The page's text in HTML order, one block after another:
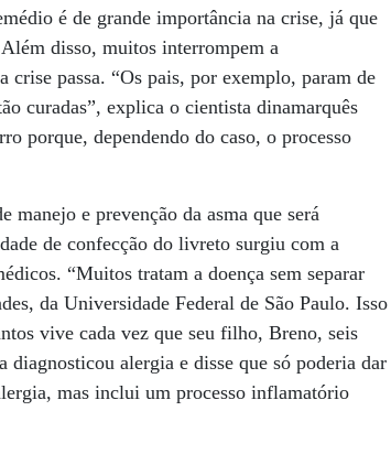
é de grande importância na crise, já que
disso, muitos interrompem a
crise passa. “Os pais, por exemplo, param de
curadas”, explica o cientista dinamarquês
porque, dependendo do caso, o processo
manejo e prevenção da asma que será
de confecção do livreto surgiu com a
“Muitos tratam a doença sem separar
da Universidade Federal de São Paulo. Isso
vive cada vez que seu filho, Breno, seis
alergia e disse que só poderia dar
mas inclui um processo inflamatório